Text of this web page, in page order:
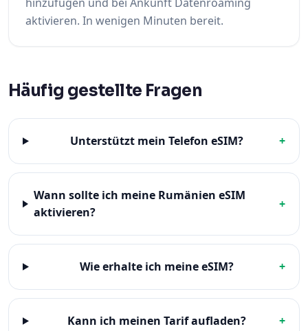
aktivieren. In wenigen Minuten bereit.
Häufig gestellte Fragen
Unterstützt mein Telefon eSIM? +
Wann sollte ich meine Rumänien eSIM
aktivieren?
+
Wie erhalte ich meine eSIM? +
Kann ich meinen Tarif aufladen? +